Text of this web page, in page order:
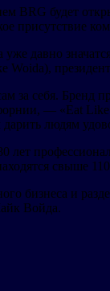
BRG будет
присутствие
давно
за себя. Бренд
— «Eat Like
людям
лет
свыше
бизнеса и
Войда.